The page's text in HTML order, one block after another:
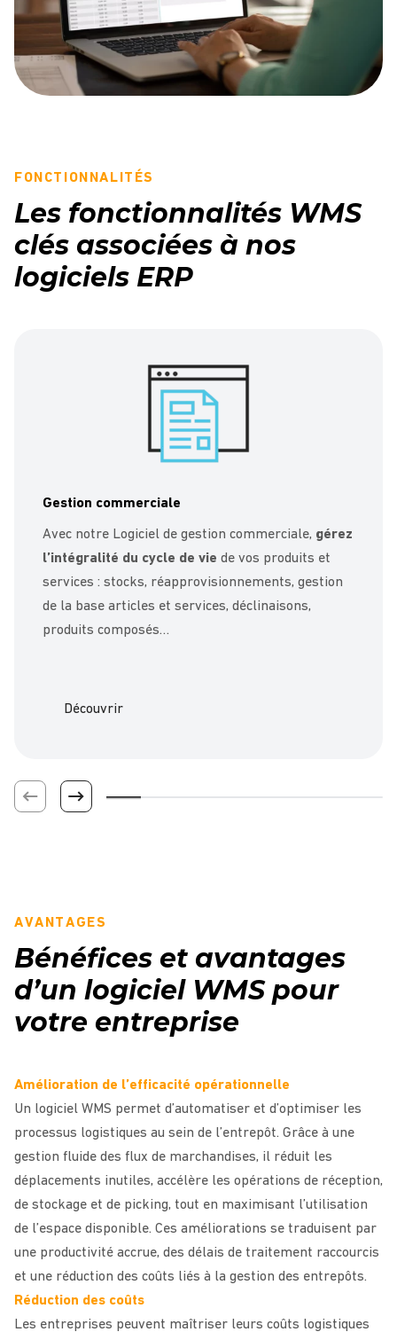
FONCTIONNALITÉS
Les fonctionnalités WMS
clés associées à nos
logiciels ERP
Gestion commerciale
Avec notre Logiciel de gestion commerciale, gérez
l’intégralité du cycle de vie de vos produits et
services : stocks, réapprovisionnements, gestion
de la base articles et services, déclinaisons,
produits composés…
Découvrir
AVANTAGES
Bénéfices et avantages
d’un logiciel WMS pour
votre entreprise
Amélioration de l’efficacité opérationnelle
Un logiciel WMS permet d’automatiser et d’optimiser les
processus logistiques au sein de l’entrepôt. Grâce à une
gestion fluide des flux de marchandises, il réduit les
déplacements inutiles, accélère les opérations de réception,
de stockage et de picking, tout en maximisant l’utilisation
de l’espace disponible. Ces améliorations se traduisent par
une productivité accrue, des délais de traitement raccourcis
et une réduction des coûts liés à la gestion des entrepôts.
Réduction des coûts
Les entreprises peuvent maîtriser leurs coûts logistiques